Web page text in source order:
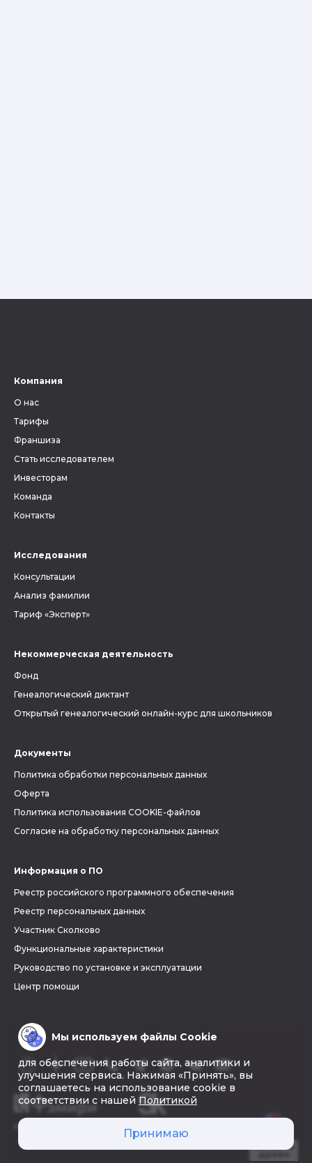
Компания
О нас
Тарифы
Франшиза
Стать исследователем
Инвесторам
Команда
Контакты
Исследования
Консультации
Анализ фамилии
Тариф «Эксперт»
Некоммерческая деятельность
Фонд
Генеалогический диктант
Открытый генеалогический онлайн-курс для школьников
Документы
Политика обработки персональных данных
Оферта
Политика использования COOKIE-файлов
Согласие на обработку персональных данных
Информация о ПО
Реестр российского программного обеспечения
Реестр персональных данных
Участник Сколково
Функциональные характеристики
Руководство по установке и эксплуатации
Центр помощи
© 2026 «Фэмири»
Мы используем файлы Cookie
для обеспечения работы сайта, аналитики и
улучшения сервиса. Нажимая «Принять», вы
соглашаетесь на использование cookie в
соответствии с нашей Политикой
Принимаю
Создать